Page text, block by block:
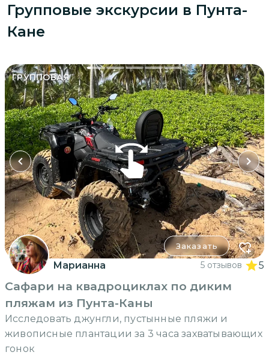
Групповые экскурсии в Пунта-
Кане
ГРУППОВАЯ
Заказать
Марианна 5 отзывов 5
Сафари на квадроциклах по диким
пляжам из Пунта-Каны
Исследовать джунгли, пустынные пляжи и
живописные плантации за 3 часа захватывающих
гонок